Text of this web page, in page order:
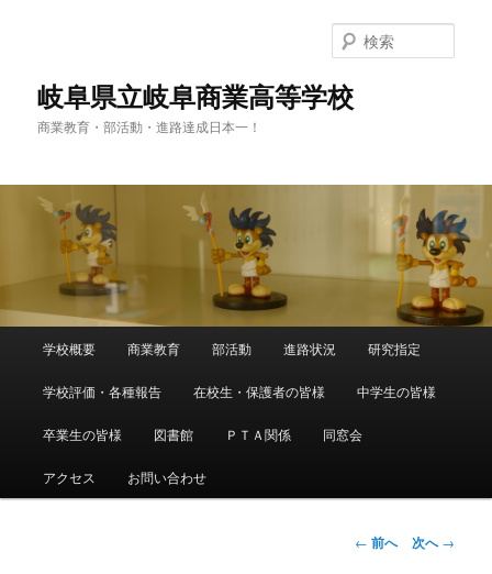
岐阜県立岐阜商業高等学校
商業教育・部活動・進路達成日本一！
索
メ
イ
ン
コ
学校概要 商業教育 部活動 進路状況 研究指定
学校評価・各種報告 在校生・保護者の皆様 中学生の皆様
卒業生の皆様 図書館 ＰＴＡ関係 同窓会
アクセス お問い合わせ
投
← 前へ 次へ→